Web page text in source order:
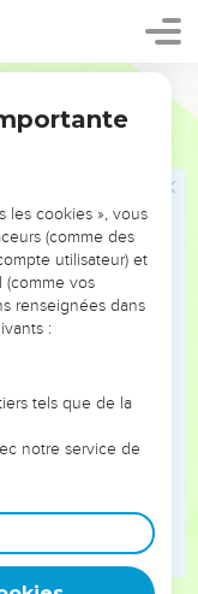
crains point, et ne
l'argent, mille
sans poids, car il est
des pierres ; et tu y
des tailleurs de
et toute espèce
nombre : lève-
d'aider à
et ne vous a-t-
soumis devant
âmes à
les cookies », vous
(comme des
utilisateur) et
(comme vos
renseignées dans
:
tels que de la
notre service de